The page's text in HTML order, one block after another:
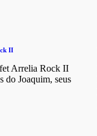
II
Arrelia Rock II
do Joaquim, seus